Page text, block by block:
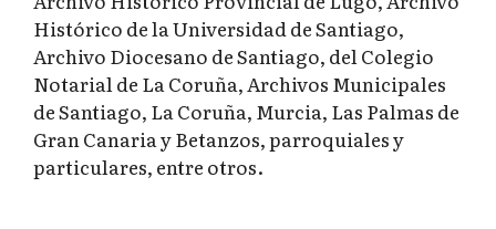
Histórico de la Universidad de Santiago,
Archivo Diocesano de Santiago, del Colegio
Notarial de La Coruña, Archivos Municipales
de Santiago, La Coruña, Murcia, Las Palmas de
Gran Canaria y Betanzos, parroquiales y
particulares, entre otros.